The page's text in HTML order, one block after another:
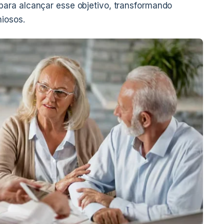
alcançar esse objetivo, transformando